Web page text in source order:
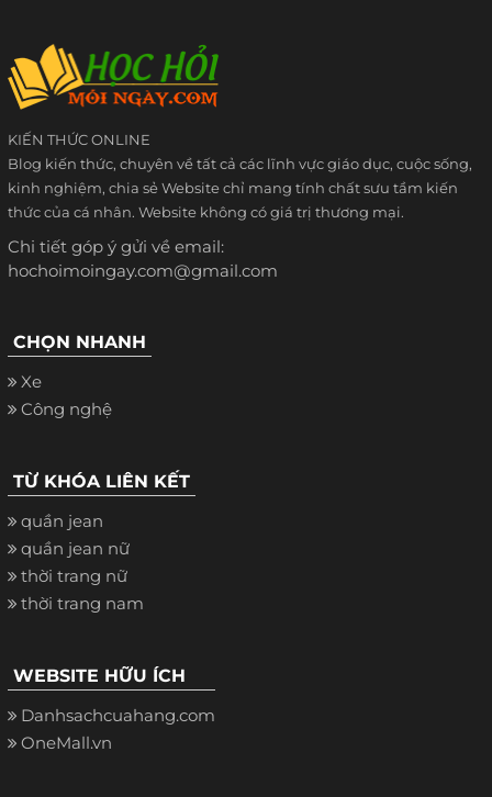
KIẾN THỨC ONLINE
Blog kiến thức, chuyên về tất cả các lĩnh vực giáo dục, cuộc sống,
kinh nghiệm, chia sẻ Website chỉ mang tính chất sưu tầm kiến
thức của cá nhân. Website không có giá trị thương mại.
Chi tiết góp ý gửi về email:
hochoimoingay.com@gmail.com
CHỌN NHANH
Xe
Công nghệ
TỪ KHÓA LIÊN KẾT
quần jean
quần jean nữ
thời trang nữ
thời trang nam
WEBSITE HỮU ÍCH
Danhsachcuahang.com
OneMall.vn